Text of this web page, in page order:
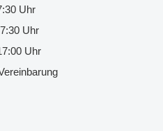
Uhr
Uhr
Uhr